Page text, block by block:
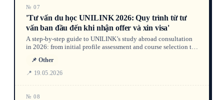
№ 07
'Tư vấn du học UNILINK 2026: Quy trình từ tư
vấn ban đầu đến khi nhận offer và xin visa'
A step-by-step guide to UNILINK’s study abroad consultation
in 2026: from initial profile assessment and course selection to
driven timelines, IELTS benchmarks, visa grant rates, and
answers to 5 common questions.
📌 Other
📍 19.05.2026
№ 08